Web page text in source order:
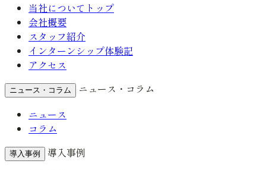
当社についてトップ
会社概要
スタッフ紹介
インターンシップ体験記
アクセス
ニュース・コラム
ニュース・コラム
ニュース
コラム
導入事例
導入事例